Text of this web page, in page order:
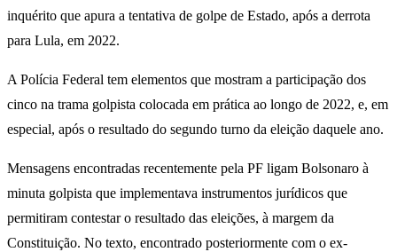
inquérito que apura a tentativa de golpe de Estado, após a derrota
para Lula, em 2022.
A Polícia Federal tem elementos que mostram a participação dos
cinco na trama golpista colocada em prática ao longo de 2022, e, em
especial, após o resultado do segundo turno da eleição daquele ano.
Mensagens encontradas recentemente pela PF ligam Bolsonaro à
minuta golpista que implementava instrumentos jurídicos que
permitiram contestar o resultado das eleições, à margem da
Constituição. No texto, encontrado posteriormente com o ex-